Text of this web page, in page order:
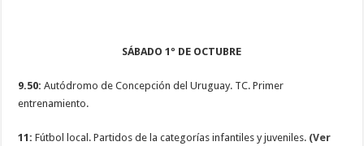
SÁBADO 1º DE OCTUBRE
9.50:Autódromo de Concepción del Uruguay. TC. Primer
entrenamiento.
11: Fútbol local. Partidos de la categorías infantiles y juveniles. (Ver